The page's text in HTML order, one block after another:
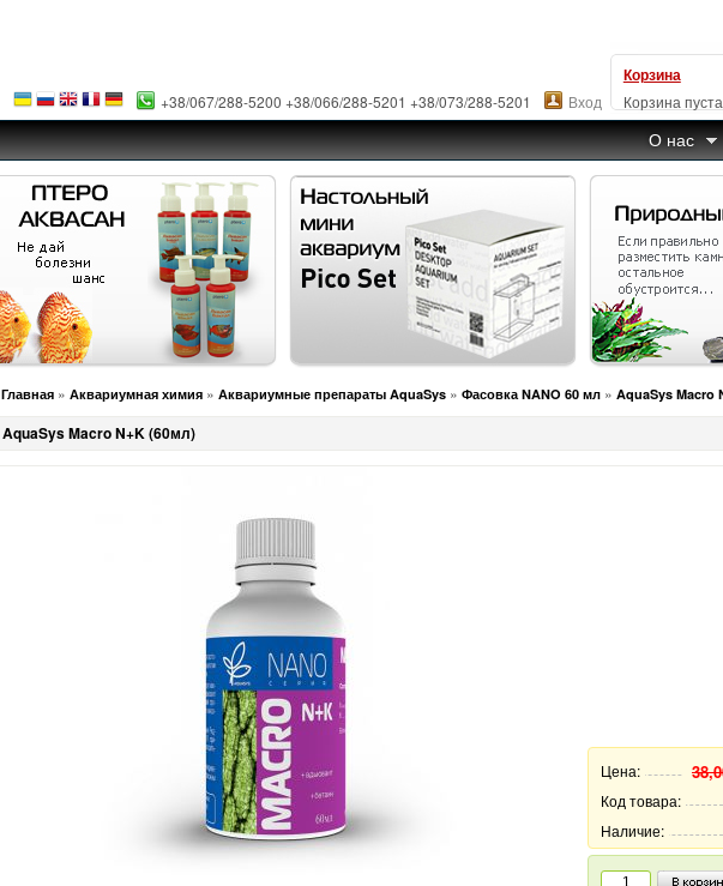
Корзина
Корзина
+38/067/288-5200 +38/066/288-5201 +38/073/288-5201 Вход
О нас
Главная » Аквариумная химия » Аквариумные препараты AquaSys » Фасовка NANO 60 мл » AquaSys Macro
AquaSys Macro N+K (60мл)
Цена:
Код товара:
Наличие: